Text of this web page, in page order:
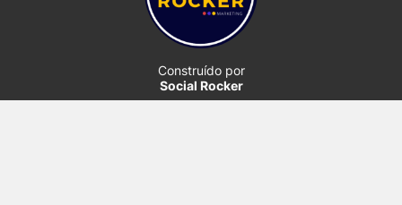
Construído por
Social Rocker